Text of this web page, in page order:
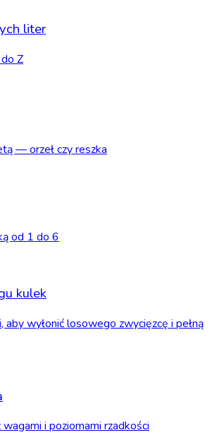
liter
Z
— orzeł czy reszka
od 1 do 6
kulek
aby wyłonić losowego zwycięzcę i pełną
i poziomami rzadkości